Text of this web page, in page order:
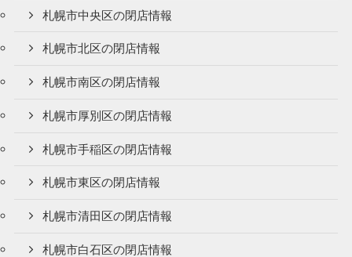
札幌市中央区の閉店情報
札幌市北区の閉店情報
札幌市南区の閉店情報
札幌市厚別区の閉店情報
札幌市手稲区の閉店情報
札幌市東区の閉店情報
札幌市清田区の閉店情報
札幌市白石区の閉店情報